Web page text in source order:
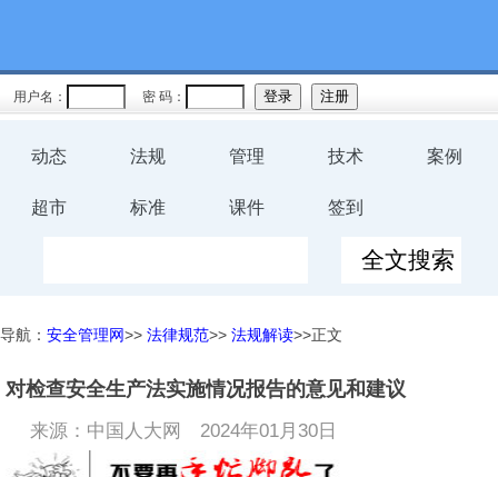
用户名： 密 码：
动态 法规 管理 技术 案例
超市 标准 课件 签到
导航： 安全管理网>> 法律规范>> 法规解读>>正文
对检查安全生产法实施情况报告的意见和建议
来源：中国人大网 2024年01月30日